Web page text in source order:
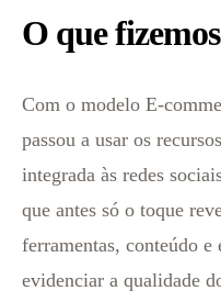
O que
Com o modelo E-
passou a usar os
integrada às redes
que antes só o toque
ferramentas, conteúdo
evidenciar a qualidade